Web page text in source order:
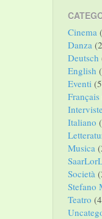
Cinema
Danza
Deutsch
English
Eventi
Français
Interviste
Italiano
Musica
Società
Stefano
Teatro